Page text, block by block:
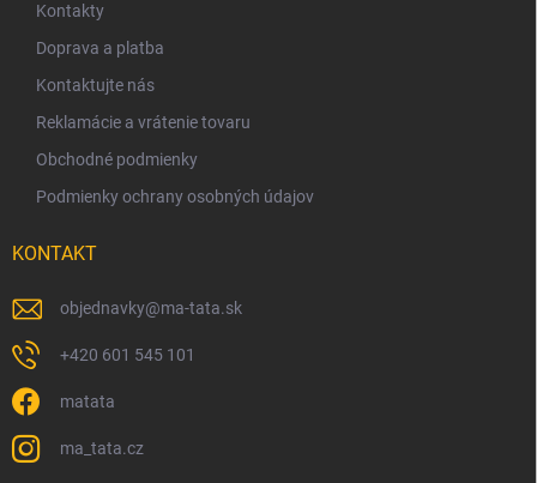
Kontakty
Doprava a platba
Kontaktujte nás
Reklamácie a vrátenie tovaru
Obchodné podmienky
Podmienky ochrany osobných údajov
KONTAKT
objednavky@ma-tata.sk
+420 601 545 101
matata
ma_tata.cz